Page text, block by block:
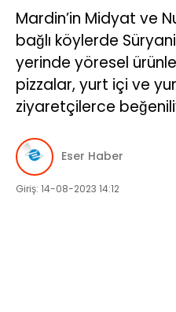
DÜNYA
SPOR
MAGAZIN
SAĞLIK
RESMI İLANLAR
SERVISLER
Mardin’in Midyat ve
bağlı köylerde
yerinde yöresel
pizzalar, yurt içi ve
ziyaretçilerce
Eser Haber
Giriş: 14-08-2023 14:12